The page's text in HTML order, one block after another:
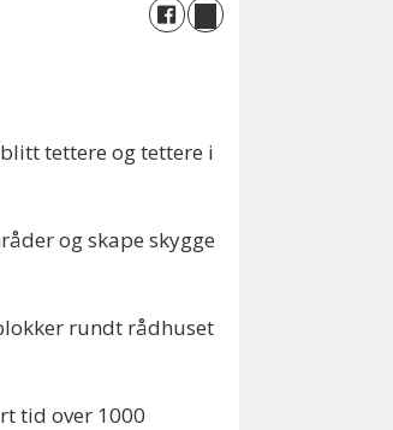
tettere og tettere i
og skape skygge
rundt rådhuset
tid over 1000